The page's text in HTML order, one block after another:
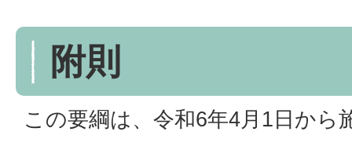
附則
この要綱は、令和6年4月1日から